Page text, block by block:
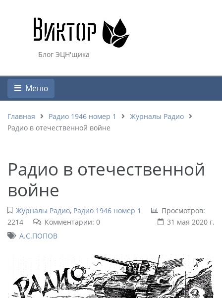
Блог ЭЦН'щика
Меню
Главная Радио 1946 номер 1
Журналы Радио
Радио в отечественной войне
Радио в отечественной
войне
Журналы Радио, Радио 1946 номер 1
Просмотров:
2214
Комментарии: 0
31 мая 2020 г.
А.С.ПОПОВ